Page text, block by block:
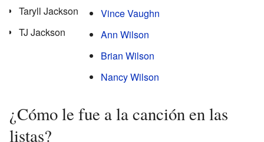
Taryll Jackson
TJ Jackson
Vince Vaughn
Ann Wilson
Brian Wilson
Nancy Wilson
¿Cómo le fue a la canción en las
listas?